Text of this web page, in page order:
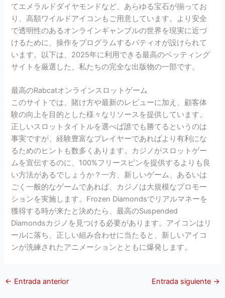
てエメラルドダイヤモンドなど、あらゆる宝石が揃ってお
り、高額ワイルドアイコンもご用意しています。より安全
で透明性のあるオンラインギャンブルの世界を現実に近づ
けるために、操作をプログラムするパティオが設けられて
います。以下は、2025年に利用できる最高のベッティング
サイトを厳選した、私たちの完全な出版物の一部です。
最高のRabcatオンラインスロットゲーム
このサイトでは、賭け方や最新のレビューに加え、顧客体
験の向上を目的とした様々なリソースを提供しています。
正しいスロットタイトルを選べば誰でも勝てるというのは
事実ですが、経験豊富なプレイヤーであればより有利にな
るためのヒントも数多くあります。カジノがスロットゲー
ムを宣伝するのに、100%フリースピンを提供するよりも良
い方法があるでしょうか？一方、新しいゲーム、あるいは
ごく一般的なゲームであれば、カジノは大規模なプロモー
ションを実施します。Frozen Diamondsでリアルマネーを
獲得する時が来たと決めたら、最高のSuspended
Diamondsカジノを見つける必要があります。アイコンはリ
ールに落ち、正しい組み合わせに当たると、新しいアイコ
ンが洗練されたアニメーションとともに爆発します。
← Entrada anterior Entrada siguiente →